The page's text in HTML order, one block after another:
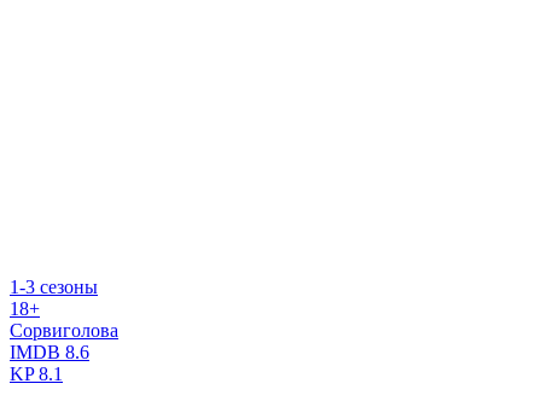
1-3 сезоны
18+
Сорвиголова
IMDB 8.6
KP8.1